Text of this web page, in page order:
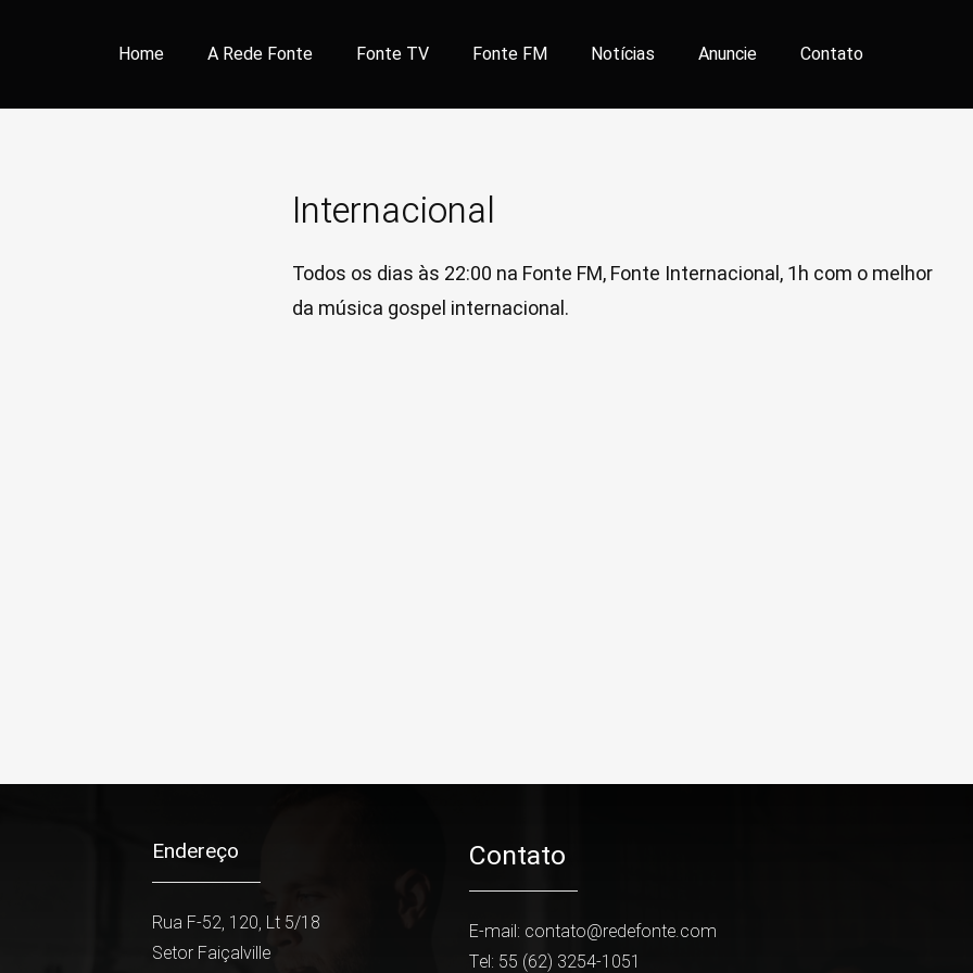
Home A Rede Fonte Fonte TV Fonte FM Notícias Anuncie Contato
Internacional
Todos os dias às 22:00 na Fonte FM, Fonte Internacional, 1h com o melhor
da música gospel internacional.
Endereço
Rua F-52, 120, Lt 5/18
Setor Faiçalville
Contato
E-mail: contato@redefonte.com
Tel: 55 (62) 3254-1051